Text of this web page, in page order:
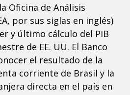
Oficina de Análisis
por sus siglas en inglés)
y último cálculo del PIB
de EE. UU. El Banco
el resultado de la
corriente de Brasil y la
directa en el país en